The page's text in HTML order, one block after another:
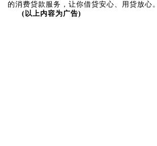
的消费贷款服务，让你借贷安心、用贷放心。
(以上内容为广告)